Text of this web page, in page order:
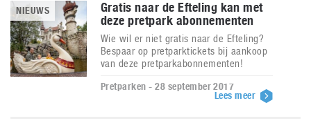
NIEUWS
Gratis naar de Efteling kan met
deze pretpark abonnementen
Wie wil er niet gratis naar de Efteling?
Bespaar op pretparktickets bij aankoop
van deze pretparkabonnementen!
Pretparken - 28 september 2017
Lees meer